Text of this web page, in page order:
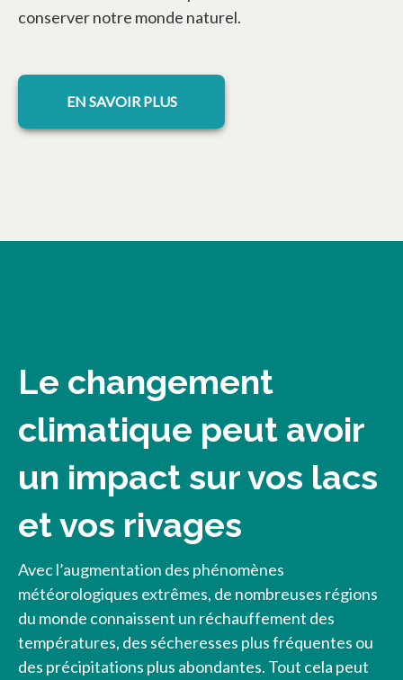
conserver notre monde naturel.
EN SAVOIR PLUS
s’ouvre dans un nouvel onglet
Le changement
climatique peut avoir
un impact sur vos lacs
et vos rivages
Avec l’augmentation des phénomènes
météorologiques extrêmes, de nombreuses régions
du monde connaissent un réchauffement des
températures, des sécheresses plus fréquentes ou
des précipitations plus abondantes. Tout cela peut